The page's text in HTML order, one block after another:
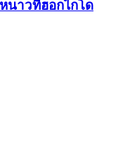
นาวที่ฮอกไกโด